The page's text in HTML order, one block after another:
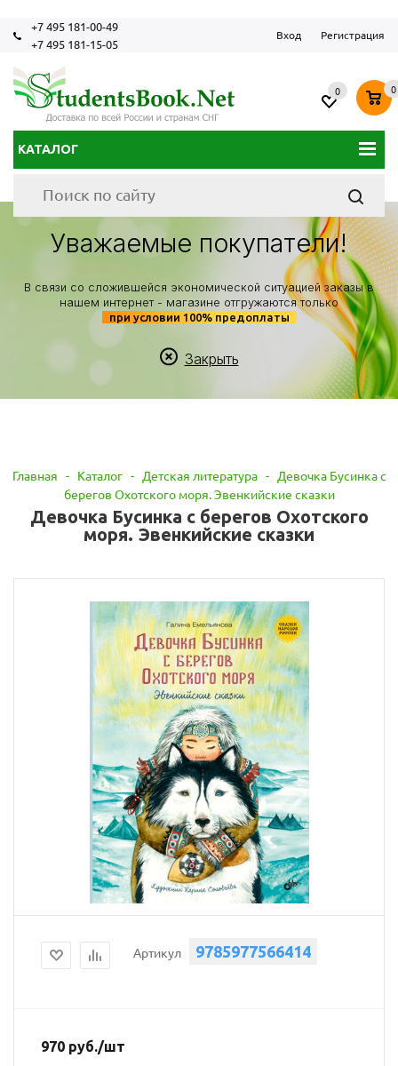
+7 495 181-00-49
+7 495 181-15-05
Вход Регистрация
КАТАЛОГ
0 0
Уважаемые покупатели!
В связи со сложившейся экономической ситуацией заказы в
нашем интернет - магазине отгружаются только
при условии 100% предоплаты
Закрыть
Главная - Каталог - Детская литература - Девочка Бусинка с
берегов Охотского моря. Эвенкийские сказки
Девочка Бусинка с берегов Охотского
моря. Эвенкийские сказки
Артикул 9785977566414
970 руб./шт